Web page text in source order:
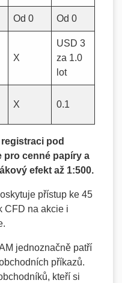
Od 0 Od 0
X
USD 3
za 1.0
lot
X 0.1
pod
pro cenné papíry a
efekt až 1:500.
přístup ke 45
CFD na akcie i
jednoznačně patří
příkazů.
kteří si